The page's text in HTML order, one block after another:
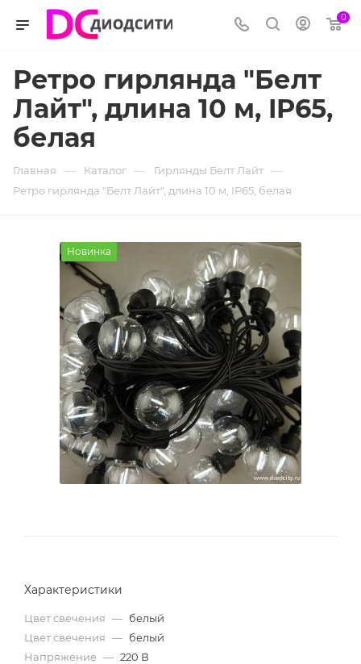
0
Ретро гирлянда "Белт
Лайт", длина 10 м, IP65,
белая
Главная — Каталог — Гирлянды Белт Лайт —
Ретро гирлянда "Белт Лайт", длина 10 м, IP65, белая
Новинка
Характеристики
Цвет свечения — белый
Цвет свечения — белый
Напряжение — 220 В